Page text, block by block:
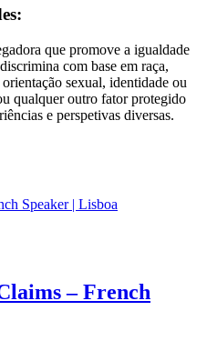
que promove a igualdade
com base em raça,
sexual, identidade ou
qualquer outro fator protegido
e perspetivas diversas.
Speaker | Lisboa
– French